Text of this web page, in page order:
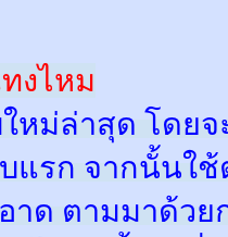
งไหม
หม่ล่าสุด โดย
แรก จากนั้นใ
าด ตามมาด้วย